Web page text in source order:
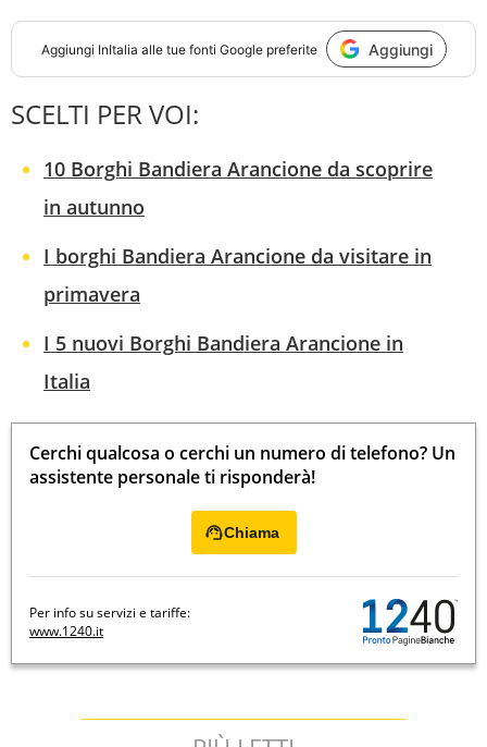
Aggiungi InItalia alle tue fonti Google preferite Aggiungi
SCELTI PER VOI:
10 Borghi Bandiera Arancione da scoprire
in autunno
I borghi Bandiera Arancione da visitare in
primavera
I 5 nuovi Borghi Bandiera Arancione in
Italia
Cerchi qualcosa o cerchi un numero di telefono? Un
assistente personale ti risponderà!
Chiama
Per info su servizi e tariffe:
www.1240.it